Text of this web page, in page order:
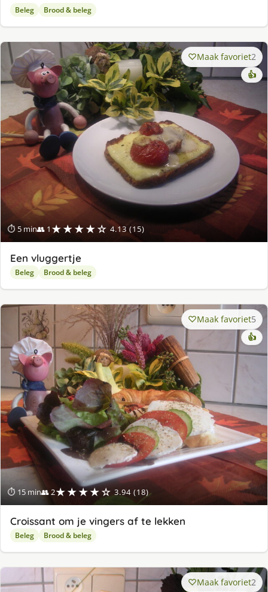
Beleg Brood & beleg
⏱ 5 min👥 1 ★★★★☆ 4.13 (15)
Maak favoriet2
👍
Een vluggertje
Beleg Brood & beleg
⏱ 15 min👥 2★★★★☆ 3.94 (18)
Maak favoriet5
👍
Croissant om je vingers af te lekken
Beleg Brood & beleg
Maak favoriet2